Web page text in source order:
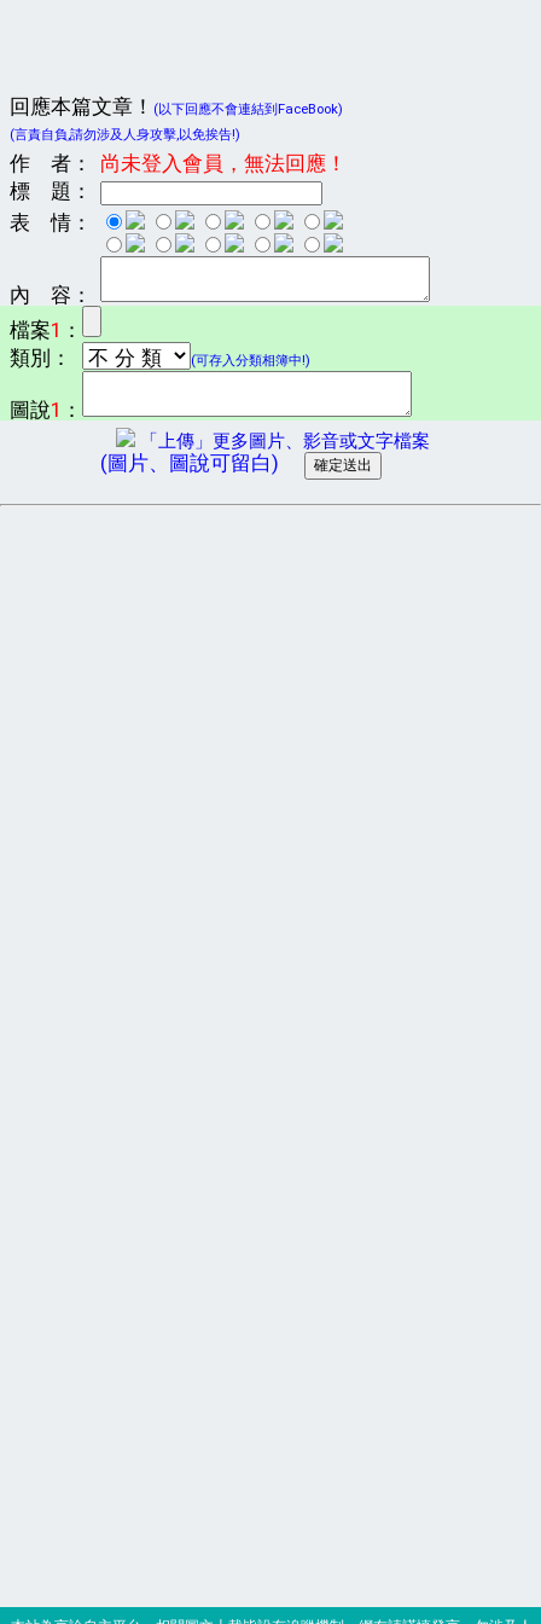
回應本篇文章！
(以下回應不會連結到FaceBook)
(言責自負,請勿涉及人身攻擊,以免挨告!)
作 者：
尚未登入會員，無法回應！
標 題：
表 情：
內 容：
檔案1 ：
類別：
(可存入分類相簿中!)
圖說1 ：
「上傳」更多圖片、影音或文字檔案
(圖片、圖說可留白)